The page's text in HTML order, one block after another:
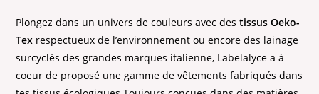
Plongez dans un univers de couleurs avec destissus Oeko-
Tex respectueux de l’environnement ou encore des lainage
surcyclés des grandes marques italienne, Labelalyce a à
coeur de proposé une gamme de vêtements fabriqués dans